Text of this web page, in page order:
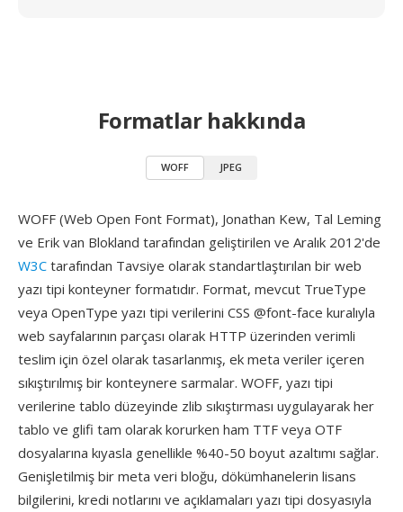
Formatlar hakkında
WOFF JPEG
WOFF (Web Open Font Format), Jonathan Kew, Tal Leming
ve Erik van Blokland tarafından geliştirilen ve Aralık 2012'de
W3C tarafından Tavsiye olarak standartlaştırılan bir web
yazı tipi konteyner formatıdır. Format, mevcut TrueType
veya OpenType yazı tipi verilerini CSS @font-face kuralıyla
web sayfalarının parçası olarak HTTP üzerinden verimli
teslim için özel olarak tasarlanmış, ek meta veriler içeren
sıkıştırılmış bir konteynere sarmalar. WOFF, yazı tipi
verilerine tablo düzeyinde zlib sıkıştırması uygulayarak her
tablo ve glifi tam olarak korurken ham TTF veya OTF
dosyalarına kıyasla genellikle %40-50 boyut azaltımı sağlar.
Genişletilmiş bir meta veri bloğu, dökümhanelerin lisans
bilgilerini, kredi notlarını ve açıklamaları yazı tipi dosyasıyla